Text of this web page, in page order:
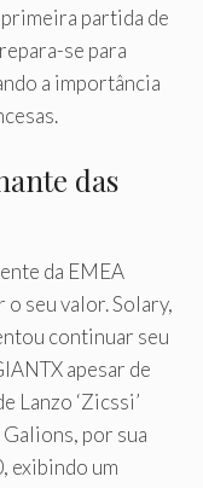
partida de
se para
a importância
das
da EMEA
seu valor. Solary,
continuar seu
apesar de
Lanzo ‘Zicssi’
por sua
exibindo um